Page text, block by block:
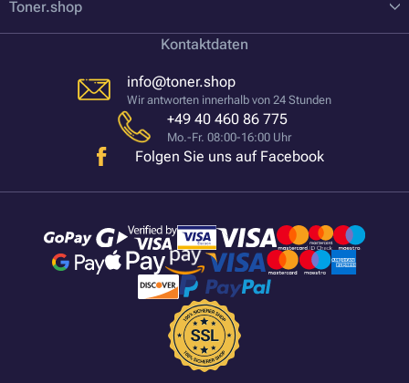
Toner.shop
Kontaktdaten
info@toner.shop
Wir antworten innerhalb von 24 Stunden
+49 40 460 86 775
Mo.-Fr. 08:00-16:00 Uhr
Folgen Sie uns auf Facebook